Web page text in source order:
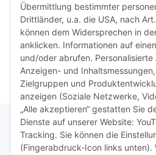
Weiter
* Alle Preise inkl. gesetzlicher USt., zzgl.
Übermittlung bestimmter
Drittländer, u.a. die USA, nach
können dem Widersprechen in
anklicken. Informationen auf
und/oder abrufen.
Anzeigen- und
Zielgruppen und
anzeigen (Soziale Netzwerke,
„Alle akzeptieren“ gestatten Sie
Dienste auf unserer Website:
Tracking. Sie können die
(Fingerabdruck-Icon links unten).